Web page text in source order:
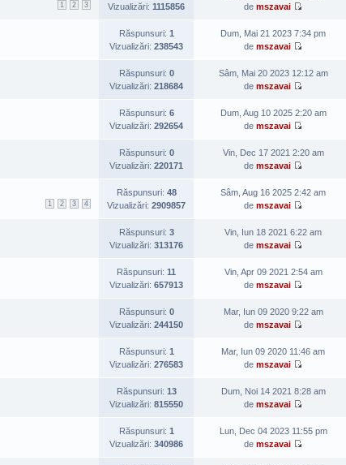
1 2 3
Vizualizări: 1115856
de mszavai
Răspunsuri: 1
Vizualizări: 238543
Dum, Mai 21 2023 7:34 pm
de mszavai
Răspunsuri: 0
Vizualizări: 218684
Sâm, Mai 20 2023 12:12 am
de mszavai
Răspunsuri: 6
Vizualizări: 292654
Dum, Aug 10 2025 2:20 am
de mszavai
Răspunsuri: 0
Vizualizări: 220171
Vin, Dec 17 2021 2:20 am
de mszavai
1 2 3 4
Răspunsuri: 48
Vizualizări: 2909857
Sâm, Aug 16 2025 2:42 am
de mszavai
Răspunsuri: 3
Vizualizări: 313176
Vin, Iun 18 2021 6:22 am
de mszavai
Răspunsuri: 11
Vizualizări: 657913
Vin, Apr 09 2021 2:54 am
de mszavai
Răspunsuri: 0
Vizualizări: 244150
Mar, Iun 09 2020 9:22 am
de mszavai
Răspunsuri: 1
Vizualizări: 276583
Mar, Iun 09 2020 11:46 am
de mszavai
Răspunsuri: 13
Vizualizări: 815550
Dum, Noi 14 2021 8:28 am
de mszavai
Răspunsuri: 1
Vizualizări: 340986
Lun, Dec 04 2023 11:55 pm
de mszavai